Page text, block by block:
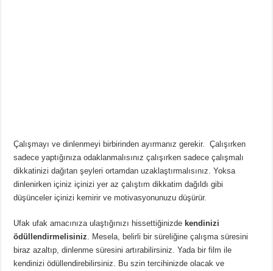
Çalışmayı ve dinlenmeyi birbirinden ayırmanız gerekir. Çalışırken
sadece yaptığınıza odaklanmalısınız çalışırken sadece çalışmalı
dikkatinizi dağıtan şeyleri ortamdan uzaklaştırmalısınız. Yoksa
dinlenirken içiniz içinizi yer az çalıştım dikkatim dağıldı gibi
düşünceler içinizi kemirir ve motivasyonunuzu düşürür.
Ufak ufak amacınıza ulaştığınızı hissettiğinizde kendinizi
ödüllendirmelisiniz . Mesela, belirli bir süreliğine çalışma süresini
biraz azaltıp, dinlenme süresini artırabilirsiniz. Yada bir film ile
kendinizi ödüllendirebilirsiniz. Bu szin tercihinizde olacak ve